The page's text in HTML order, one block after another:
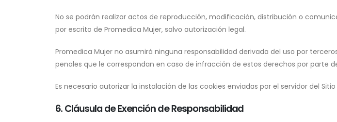
No se podrán realizar actos de reproducción, modificación, distribución o
por escrito de Promedica Mujer, salvo autorización legal.
Promedica Mujer no asumirá ninguna responsabilidad derivada del uso por
penales que le correspondan en caso de infracción de estos derechos por parte
Es necesario autorizar la instalación de las cookies enviadas por el servidor del Sitio
6. Cláusula de Exención de Responsabilidad